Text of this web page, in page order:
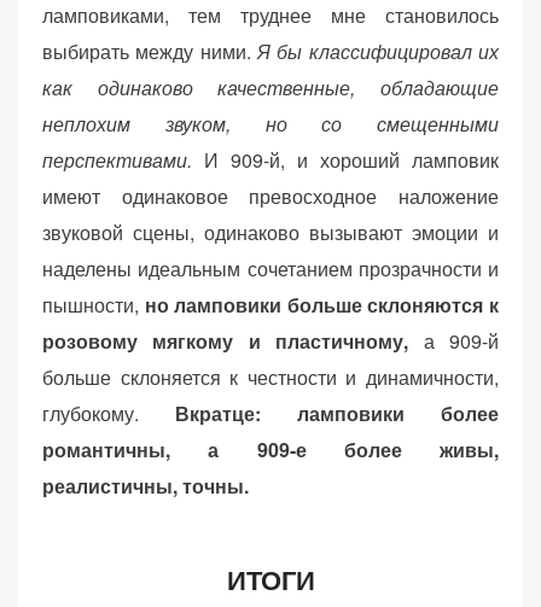
ламповиками, тем труднее мне становилось
выбирать между ними. Я бы классифицировал их
как одинаково качественные, обладающие
неплохим звуком, но со смещенными
перспективами. И 909-й, и хороший ламповик
имеют одинаковое превосходное наложение
звуковой сцены, одинаково вызывают эмоции и
наделены идеальным сочетанием прозрачности и
пышности, но ламповики больше склоняются к
розовому мягкому и пластичному, а 909-й
больше склоняется к честности и динамичности,
глубокому. Вкратце: ламповики более
романтичны, а 909-е более живы,
реалистичны, точны.
ИТОГИ